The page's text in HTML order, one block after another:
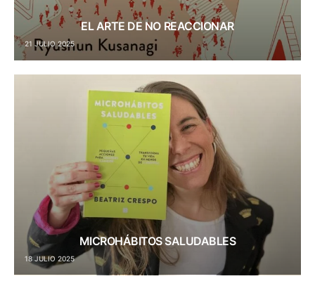
EL ARTE DE NO REACCIONAR
21 JULIO 2025
MICROHÁBITOS SALUDABLES
18 JULIO 2025